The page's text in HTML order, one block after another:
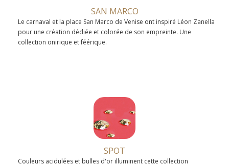
SAN MARCO
Le carnaval et la place San Marco de Venise ont inspiré Léon Zanella
pour une création dédiée et colorée de son empreinte. Une
collection onirique et féérique.
SPOT
Couleurs acidulées et bulles d'or illuminent cette collection